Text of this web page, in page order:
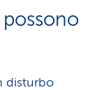
disturbo